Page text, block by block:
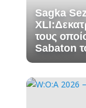
Sagka
τους
Sabaton